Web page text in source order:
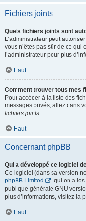
Fichiers joints
Quels fichiers joints sont
L’administrateur peut
vous n’êtes pas sûr de ce qui
l’administrateur pour plus
Haut
Comment trouver tous mes
Pour accéder à la liste des
messages privés, allez dans
fichiers joints.
Haut
Concernant phpBB
Qui a développé ce logiciel
Ce logiciel (dans sa version
phpBB Limited
, qui en a
publique générale GNU
plus d’informations, visitez la
Haut